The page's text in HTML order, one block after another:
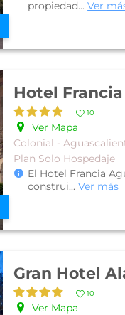
propiedad...Ver
Hotel
10
Ver Mapa
Colonial -
Plan Solo Hospedaje
El Hotel Francia
construi...Ver más
Gran Hotel
10
Ver Mapa